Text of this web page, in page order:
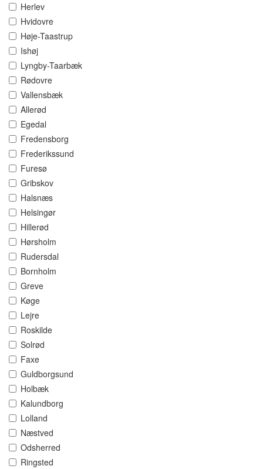
Herlev
Hvidovre
Høje-Taastrup
Ishøj
Lyngby-Taarbæk
Rødovre
Vallensbæk
Allerød
Egedal
Fredensborg
Frederikssund
Furesø
Gribskov
Halsnæs
Helsingør
Hillerød
Hørsholm
Rudersdal
Bornholm
Greve
Køge
Lejre
Roskilde
Solrød
Faxe
Guldborgsund
Holbæk
Kalundborg
Lolland
Næstved
Odsherred
Ringsted